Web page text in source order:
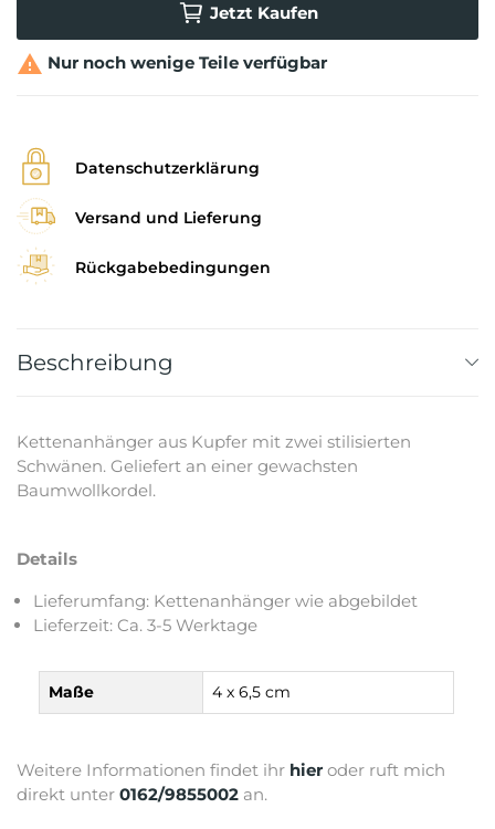
Jetzt Kaufen
 Nur noch wenige Teile verfügbar
Datenschutzerklärung
Versand und Lieferung
Rückgabebedingungen
Beschreibung
Kettenanhänger aus Kupfer mit zwei stilisierten
Schwänen. Geliefert an einer gewachsten
Baumwollkordel.
Details
Lieferumfang: Kettenanhänger wie abgebildet
Lieferzeit: Ca. 3-5 Werktage
Maße 4 x 6,5 cm
Weitere Informationen findet ihr hier oder ruft mich
direkt unter 0162/9855002 an.